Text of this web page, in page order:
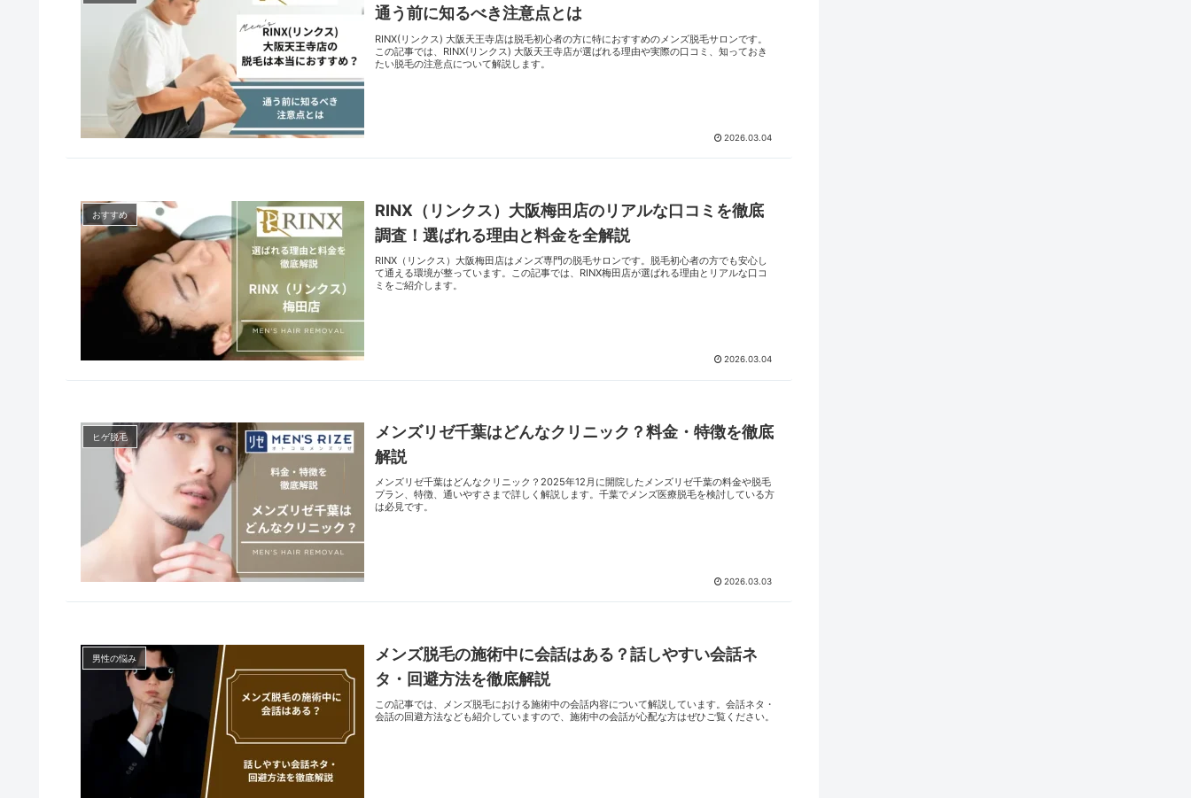
通う前に知るべき注意点とは
RINX(リンクス) 大阪天王寺店は脱毛初心者の方に特におすすめのメンズ脱毛サロンです。
この記事では、RINX(リンクス) 大阪天王寺店が選ばれる理由や実際の口コミ、知っておき
たい脱毛の注意点について解説します。
2026.03.04
おすすめ
RINX（リンクス）大阪梅田店のリアルな口コミを徹底
調査！選ばれる理由と料金を全解説
RINX（リンクス）大阪梅田店はメンズ専門の脱毛サロンです。脱毛初心者の方でも安心し
て通える環境が整っています。この記事では、RINX梅田店が選ばれる理由とリアルな口コ
ミをご紹介します。
2026.03.04
ヒゲ脱毛
メンズリゼ千葉はどんなクリニック？料金・特徴を徹底
解説
メンズリゼ千葉はどんなクリニック？2025年12月に開院したメンズリゼ千葉の料金や脱毛
プラン、特徴、通いやすさまで詳しく解説します。千葉でメンズ医療脱毛を検討している方
は必見です。
2026.03.03
男性の悩み
メンズ脱毛の施術中に会話はある？話しやすい会話ネ
タ・回避方法を徹底解説
この記事では、メンズ脱毛における施術中の会話内容について解説しています。会話ネタ・
会話の回避方法なども紹介していますので、施術中の会話が心配な方はぜひご覧ください。